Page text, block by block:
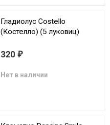
Гладиолус Costello
(Костелло) (5 луковиц)
320 ₽
Нет в наличии